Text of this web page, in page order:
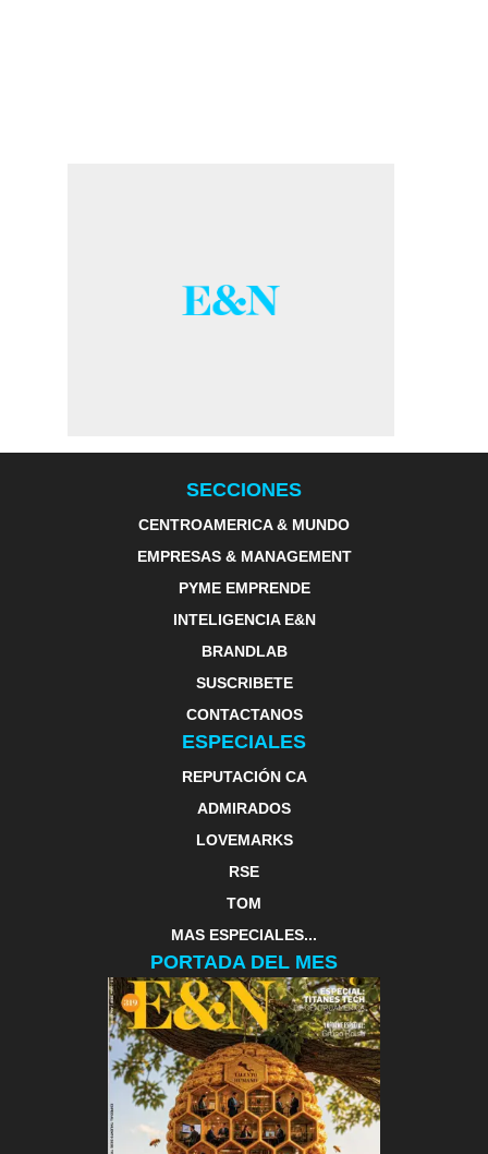
SECCIONES
CENTROAMERICA & MUNDO
EMPRESAS & MANAGEMENT
PYME EMPRENDE
INTELIGENCIA E&N
BRANDLAB
SUSCRIBETE
CONTACTANOS
ESPECIALES
REPUTACIÓN CA
ADMIRADOS
LOVEMARKS
RSE
TOM
MAS ESPECIALES...
PORTADA DEL MES